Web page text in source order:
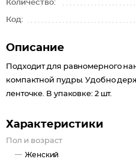
Количество:
Код:
Описание
Подходит для равномерного
компактной пудры. Удобно
ленточке. В упаковке: 2 шт.
Характеристики
Пол и возраст
Женский